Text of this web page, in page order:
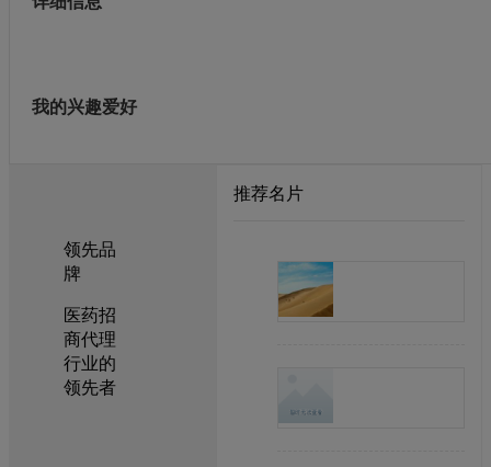
我的兴趣爱好
推荐名片
领先品
牌
医药招
商代理
行业的
领先者